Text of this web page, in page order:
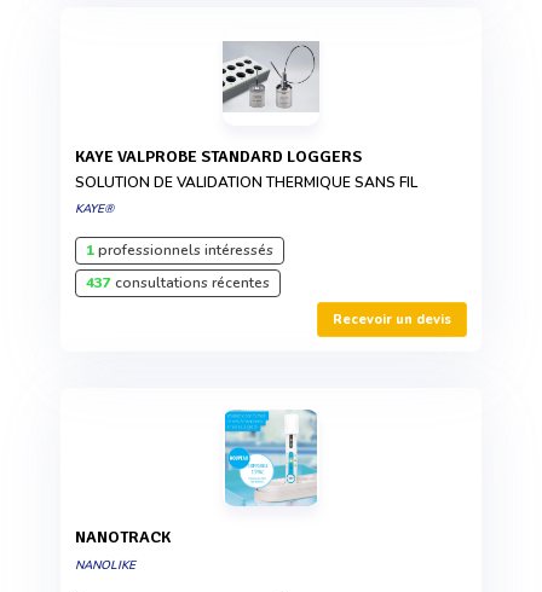
KAYE VALPROBE STANDARD LOGGERS
SOLUTION DE VALIDATION THERMIQUE SANS FIL
KAYE®
1professionnels intéressés
437consultations récentes
Recevoir un devis
NANOTRACK
NANOLIKE